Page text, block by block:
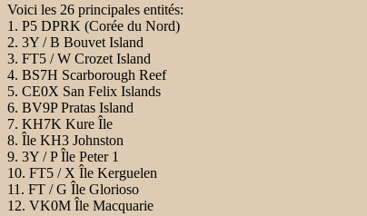
Voici les 26 principales entités:
1. P5 DPRK (Corée du Nord)
2. 3Y / B Bouvet Island
3. FT5 / W Crozet Island
4. BS7H Scarborough Reef
5. CE0X San Felix Islands
6. BV9P Pratas Island
7. KH7K Kure Île
8. Île KH3 Johnston
9. 3Y / P Île Peter 1
10. FT5 / X Île Kerguelen
11. FT / G Île Glorioso
12. VK0M Île Macquarie